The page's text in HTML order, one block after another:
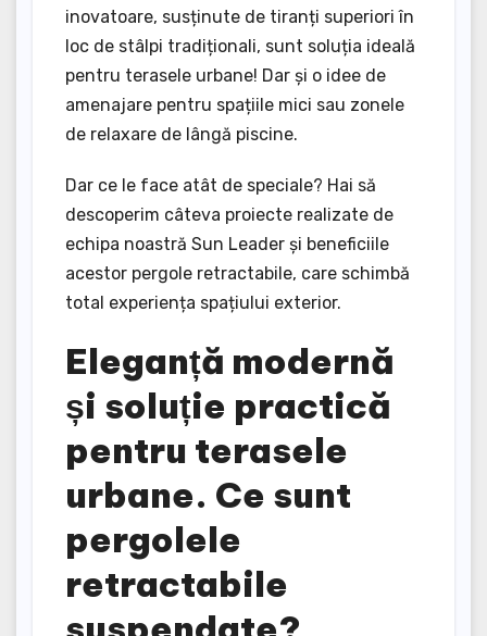
inovatoare, susținute de tiranți superiori în
loc de stâlpi tradiționali, sunt soluția ideală
pentru terasele urbane! Dar și o idee de
amenajare pentru spațiile mici sau zonele
de relaxare de lângă piscine.
Dar ce le face atât de speciale? Hai să
descoperim câteva proiecte realizate de
echipa noastră Sun Leader și beneficiile
acestor pergole retractabile, care schimbă
total experiența spațiului exterior.
Eleganță modernă
și soluție practică
pentru terasele
urbane. Ce sunt
pergolele
retractabile